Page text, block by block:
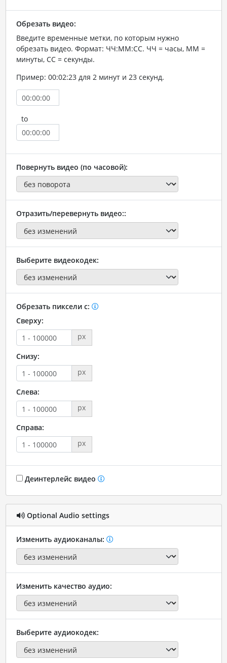
Обрезать видео:
Введите временные метки, по которым нужно
обрезать видео. Формат: ЧЧ:ММ:СС. ЧЧ = часы, ММ =
минуты, СС = секунды.
Пример: 00:02:23 для 2 минут и 23 секунд.
to
Повернуть видео (по часовой):
Отразить/перевернуть видео::
Выберите видеокодек:
Обрезать пиксели с:
Сверху:
px
Снизу:
px
Слева:
px
Справа:
px
Деинтерлейс видео
Optional Audio settings
Изменить аудиоканалы:
Изменить качество аудио:
Выберите аудиокодек: